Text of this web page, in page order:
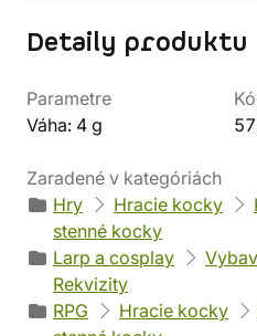
Detaily produktu
Parametre
Váha: 4 g
Zaradené v kategóriách
Hry
Hracie kocky
stenné kocky
Larp a cosplay
Rekvizity
RPG
Hracie kocky